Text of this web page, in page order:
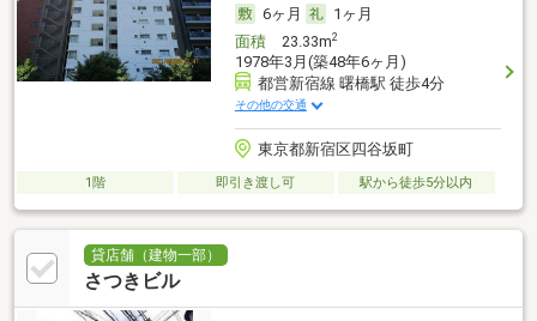
6ヶ月
1ヶ月
面積23.33m2
1978年3月(築48年6ヶ月)
都営新宿線 曙橋駅 徒歩4分
その他の交通
東京都新宿区四谷坂町
1階 即引き渡し可 駅から徒歩5分以内
貸店舗（建物一部）
さつきビル